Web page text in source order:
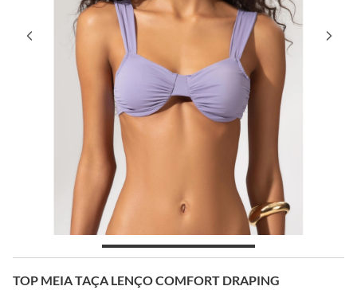
TOP MEIA TAÇA LENÇO COMFORT DRAPING